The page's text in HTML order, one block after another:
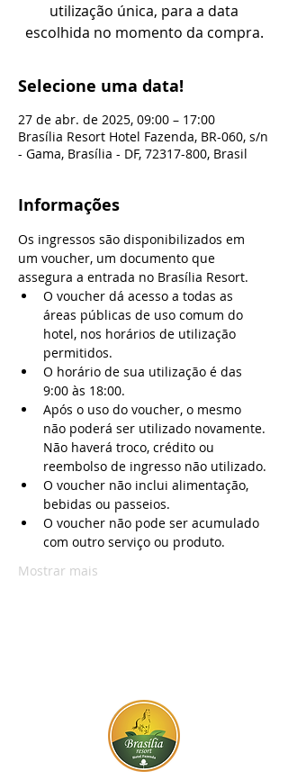
utilização única, para a data
escolhida no momento da compra.
Selecione uma data!
27 de abr. de 2025, 09:00 – 17:00
Brasília Resort Hotel Fazenda, BR-060, s/n
- Gama, Brasília - DF, 72317-800, Brasil
Informações
Os ingressos são disponibilizados em
um voucher, um documento que
assegura a entrada no Brasília Resort.
O voucher dá acesso a todas as
áreas públicas de uso comum do
hotel, nos horários de utilização
permitidos.
O horário de sua utilização é das
9:00 às 18:00.
Após o uso do voucher, o mesmo
não poderá ser utilizado novamente.
Não haverá troco, crédito ou
reembolso de ingresso não utilizado.
O voucher não inclui alimentação,
bebidas ou passeios.
O voucher não pode ser acumulado
com outro serviço ou produto.
Mostrar mais